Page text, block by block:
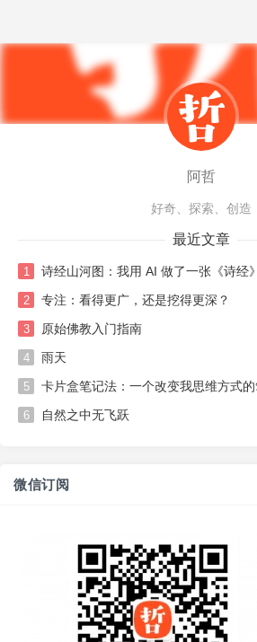
阿哲
好奇、探索、创造
最近文章
1 诗经山河图：我用 AI 做了一张《诗经
2 专注：看得更广，还是挖得更深？
3 原始佛教入门指南
4 雨天
5 卡片盒笔记法：一个改变我思维方式
6 自然之中无飞跃
微信订阅